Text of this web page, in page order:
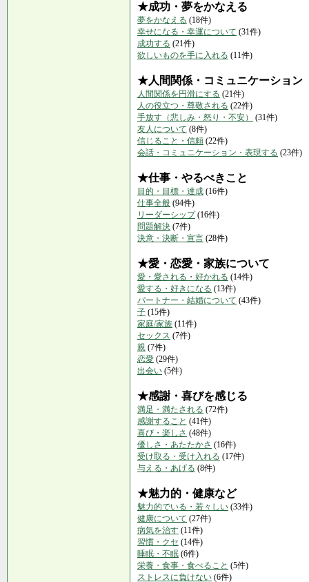
★成功・夢をかなえる
夢をかなえる (18件)
幸せになる・幸運について (31件)
成功する (21件)
欲しいものを手に入れる (11件)
★人間関係・コミュニケーション
人間関係を円滑にする (21件)
人の役立つ・尊敬される (22件)
手放す（悲しみ・怒り・不安）
(31件)
友人について (8件)
信じること・信頼 (22件)
会話・コミュニケーション・表現する (23件)
★仕事・やるべきこと
目的・目標・達成 (16件)
仕事全般 (94件)
リーダーシップ(16件)
問題解決 (7件)
決意・決断・宣言 (28件)
★愛・恋愛・家族について
愛・愛される・好かれる (14件)
愛する・好きになる (13件)
パートナー・結婚について (43件)
子 (15件)
家庭/家族 (11件)
セックス (7件)
親 (7件)
恋愛 (29件)
出会い (5件)
★感謝・喜びを感じる
満足・満たされる (72件)
感謝すること (41件)
喜び・楽しさ (48件)
優しさ・あたたかさ (16件)
受け取る・受け入れる (17件)
与える・あげる (8件)
★魅力的・健康など
魅力的でいる・若々しい (33件)
健康について (27件)
病気を治す (11件)
習慣・クセ (14件)
睡眠・不眠 (6件)
栄養・食事・食べること (5件)
ストレスに負けない (6件)